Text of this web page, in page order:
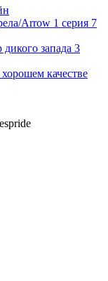
Arrow 1 серия 7
запада 3
качестве